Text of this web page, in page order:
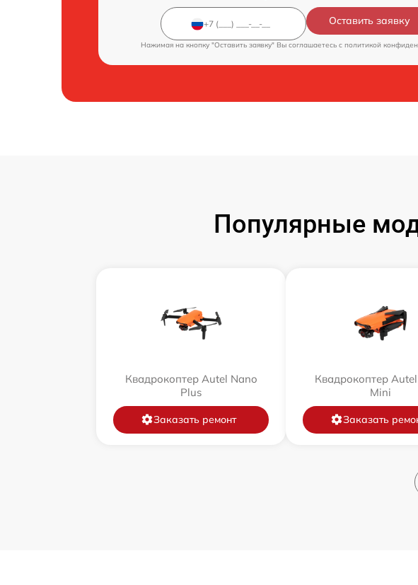
Оставить заявку
Нажимая на кнопку "Оставить заявку" Вы соглашаетесь c политикой
Популярные
Квадрокоптер Autel Nano
Plus
Заказать ремонт
Квадрокоптер
Mini
Заказать